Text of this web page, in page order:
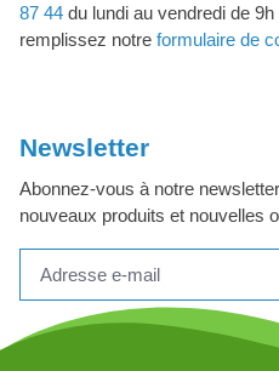
87 44 du lundi au vendredi de
remplissez notre formulaire de
Newsletter
Abonnez-vous à notre
nouveaux produits et nouvelles